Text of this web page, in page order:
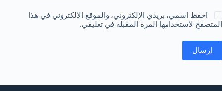
احفظ اسمي، بريدي الإلكتروني، والموقع الإلكتروني في هذا
المتصفح لاستخدامها المرة المقبلة في تعليقي.
إرسال